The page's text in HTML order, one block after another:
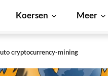
Koersen Meer
cryptocurrency-mining